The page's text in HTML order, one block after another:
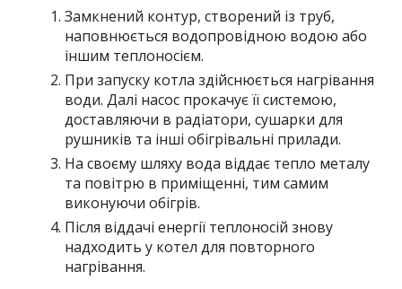
Замкнений контур, створений із труб,
наповнюється водопровідною водою або
іншим теплоносієм.
При запуску котла здійснюється нагрівання
води. Далі насос прокачує її системою,
доставляючи в радіатори, сушарки для
рушників та інші обігрівальні прилади.
На своєму шляху вода віддає тепло металу
та повітрю в приміщенні, тим самим
виконуючи обігрів.
Після віддачі енергії теплоносій знову
надходить у котел для повторного
нагрівання.